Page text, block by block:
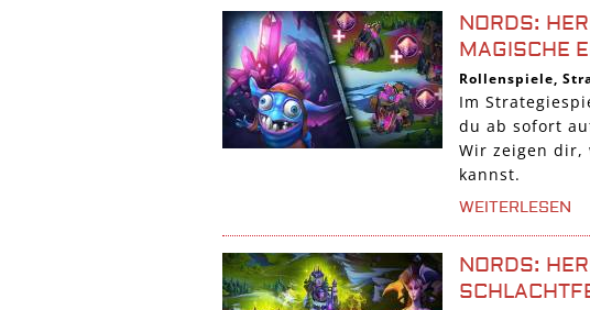
NORDS:
MAGISCHE
Rollenspiele,
Im
du ab sofort
Wir zeigen dir,
kannst.
WEITERLESEN
NORDS: